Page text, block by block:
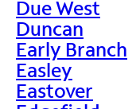
Due West
Duncan
Early Branch
Easley
Eastover